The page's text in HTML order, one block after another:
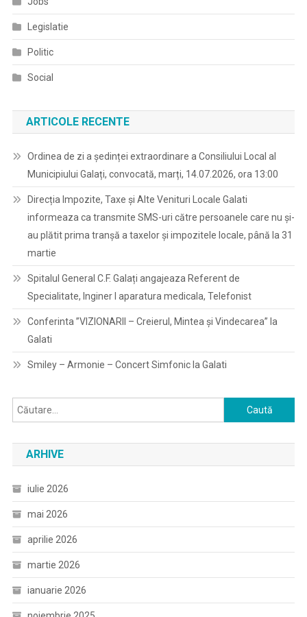
Legislatie
Politic
Social
ARTICOLE RECENTE
Ordinea de zi a ședinței extraordinare a Consiliului Local al
Municipiului Galați, convocată, marți, 14.07.2026, ora 13:00
Direcția Impozite, Taxe și Alte Venituri Locale Galati
informeaza ca transmite SMS-uri către persoanele care nu și-
au plătit prima tranșă a taxelor și impozitele locale, până la 31
martie
Spitalul General C.F. Galați angajeaza Referent de
Specialitate, Inginer I aparatura medicala, Telefonist
Conferinta ”VIZIONARII – Creierul, Mintea și Vindecarea” la
Galati
Smiley – Armonie – Concert Simfonic la Galati
Caută
după:
ARHIVE
iulie 2026
mai 2026
aprilie 2026
martie 2026
ianuarie 2026